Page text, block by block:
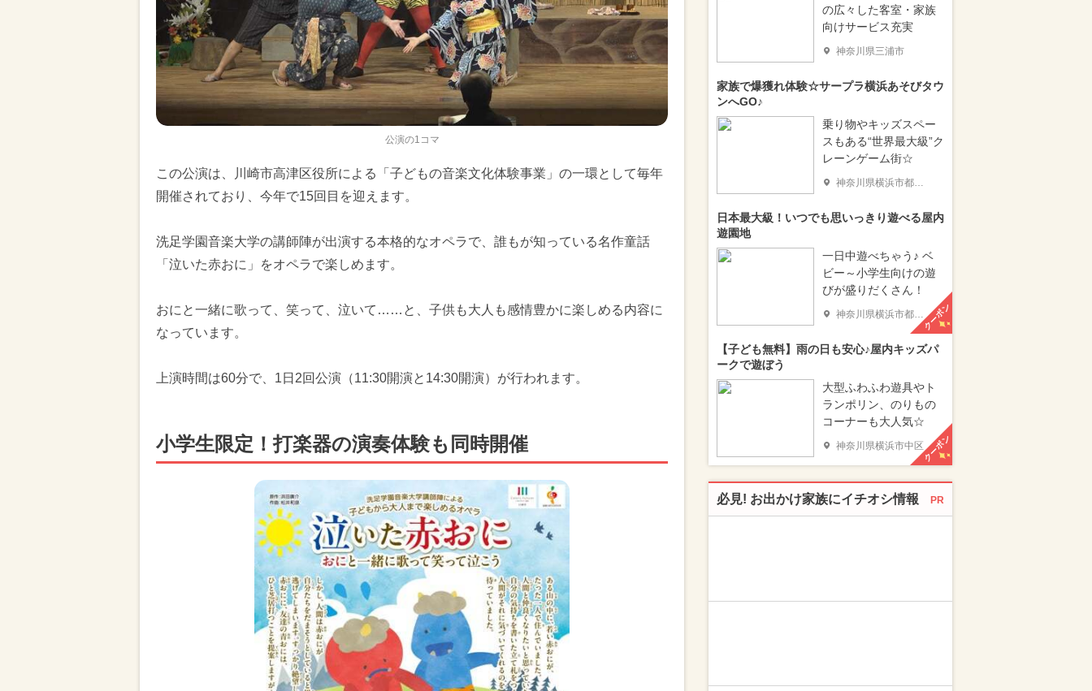
公演の1コマ
この公演は、川崎市高津区役所による「子どもの音楽文化体験事業」の一環として毎年
開催されており、今年で15回目を迎えます。
洗足学園音楽大学の講師陣が出演する本格的なオペラで、誰もが知っている名作童話
「泣いた赤おに」をオペラで楽しめます。
おにと一緒に歌って、笑って、泣いて……と、子供も大人も感情豊かに楽しめる内容に
なっています。
上演時間は60分で、1日2回公演（11:30開演と14:30開演）が行われます。
小学生限定！打楽器の演奏体験も同時開催
の広々した客室・家族
向けサービス充実
神奈川県三浦市
家族で爆獲れ体験☆サープラ横浜あそびタウ
ンへGO♪
乗り物やキッズスペー
スもある“世界最大級”ク
レーンゲーム街☆
神奈川県横浜市都筑区
日本最大級！いつでも思いっきり遊べる屋内
遊園地
一日中遊べちゃう♪ ベ
ビー～小学生向けの遊
びが盛りだくさん！
神奈川県横浜市都筑区 クーポン
【子ども無料】雨の日も安心♪屋内キッズパ
ークで遊ぼう
大型ふわふわ遊具やト
ランポリン、のりもの
コーナーも大人気☆
神奈川県横浜市中区クーポン
必見! お出かけ家族にイチオシ情報 PR